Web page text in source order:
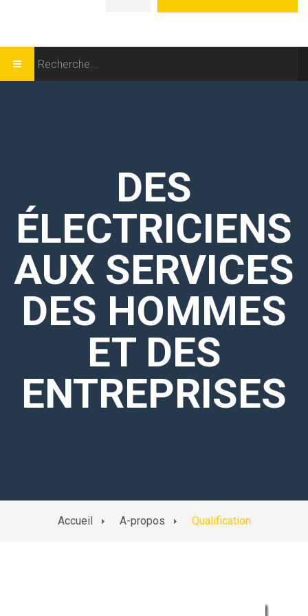
DES
ÉLECTRICIENS
AUX SERVICES
DES HOMMES
ET DES
ENTREPRISES
Accueil A-propos Qualification